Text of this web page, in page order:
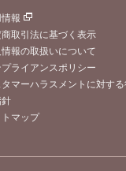
報
取引法に基づく表示
報の取扱いについて
プライアンスポリシー
マーハラスメントに対す
マップ